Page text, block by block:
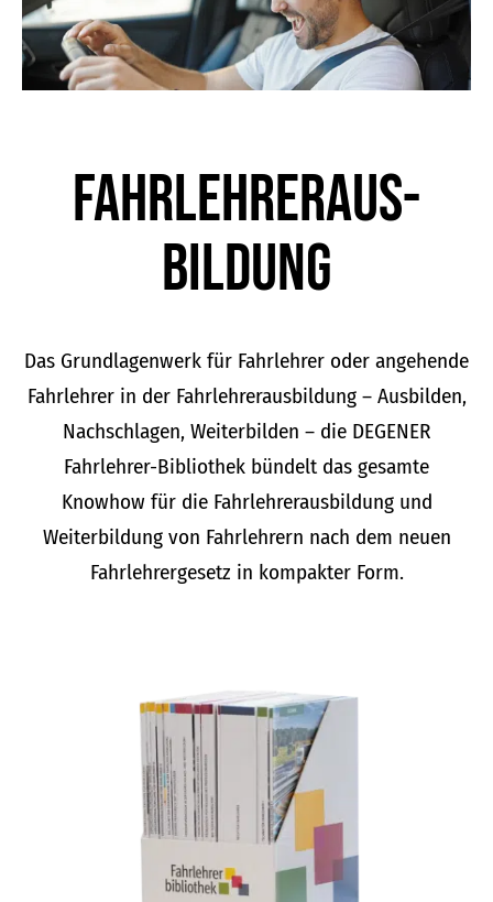
werden
Fahrlehrer­aus­
bildung
Das Grundlagenwerk für Fahrlehrer oder angehende
Fahrlehrer in der Fahrlehrerausbildung – Ausbilden,
Nachschlagen, Weiterbilden – die DEGENER
Fahrlehrer-Bibliothek bündelt das gesamte
Knowhow für die Fahrlehrerausbildung und
Weiterbildung von Fahrlehrern nach dem neuen
Fahrlehrergesetz in kompakter Form.